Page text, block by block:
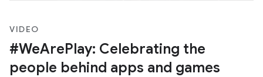
VIDEO
#WeArePlay: Celebrating the
people behind apps and games